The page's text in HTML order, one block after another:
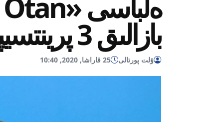
بازالىق 3 پرينتسيپٸن اتادى
ۇلت پورتالى 25 قاراشا, 2020, 10:40